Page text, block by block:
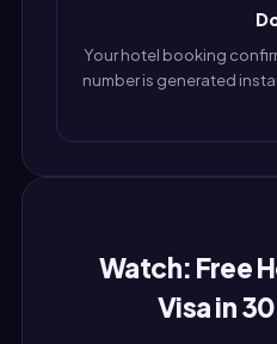
Your hotel booking
number is generated
Watch: Free